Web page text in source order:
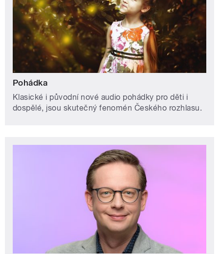
Pohádka
Klasické i původní nové audio pohádky pro děti i
dospělé, jsou skutečný fenomén Českého rozhlasu.